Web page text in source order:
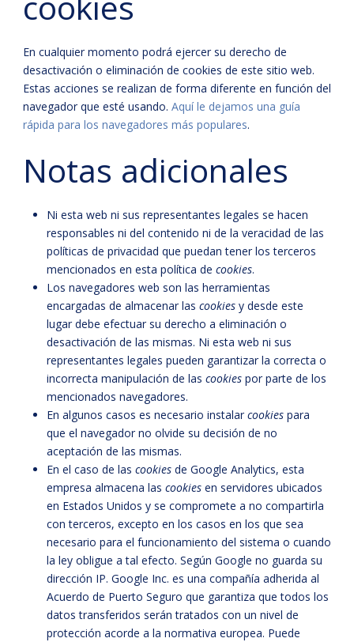
En cualquier momento podrá ejercer su derecho de
desactivación o eliminación de cookies de este sitio web.
Estas acciones se realizan de forma diferente en función del
navegador que esté usando. Aquí le dejamos una guía
rápida para los navegadores más populares.
Notas adicionales
Ni esta web ni sus representantes legales se hacen
responsables ni del contenido ni de la veracidad de las
políticas de privacidad que puedan tener los terceros
mencionados en esta política de cookies.
Los navegadores web son las herramientas
encargadas de almacenar las cookies y desde este
lugar debe efectuar su derecho a eliminación o
desactivación de las mismas. Ni esta web ni sus
representantes legales pueden garantizar la correcta o
incorrecta manipulación de las cookies por parte de los
mencionados navegadores.
En algunos casos es necesario instalar cookies para
que el navegador no olvide su decisión de no
aceptación de las mismas.
En el caso de las cookies de Google Analytics, esta
empresa almacena las cookies en servidores ubicados
en Estados Unidos y se compromete a no compartirla
con terceros, excepto en los casos en los que sea
necesario para el funcionamiento del sistema o cuando
la ley obligue a tal efecto. Según Google no guarda su
dirección IP. Google Inc. es una compañía adherida al
Acuerdo de Puerto Seguro que garantiza que todos los
datos transferidos serán tratados con un nivel de
protección acorde a la normativa europea. Puede